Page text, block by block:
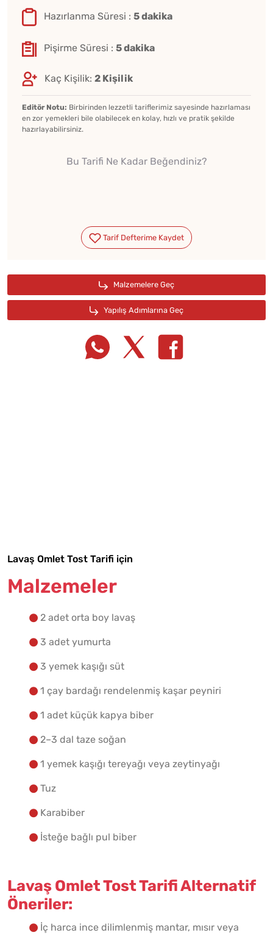
Hazırlanma Süresi : 5 dakika
Pişirme Süresi : 5 dakika
Kaç Kişilik: 2 Kişilik
Editör Notu: Birbirinden lezzetli tariflerimiz sayesinde hazırlaması
en zor yemekleri bile olabilecek en kolay, hızlı ve pratik şekilde
hazırlayabilirsiniz.
Bu Tarifi Ne Kadar Beğendiniz?
Lavaş Omlet Tost Tarifi için
Malzemeler
2 adet orta boy lavaş
3 adet yumurta
3 yemek kaşığı süt
1 çay bardağı rendelenmiş kaşar peyniri
1 adet küçük kapya biber
2–3 dal taze soğan
1 yemek kaşığı tereyağı veya zeytinyağı
Tuz
Karabiber
İsteğe bağlı pul biber
Lavaş Omlet Tost Tarifi Alternatif
Öneriler:
İç harca ince dilimlenmiş mantar, mısır veya